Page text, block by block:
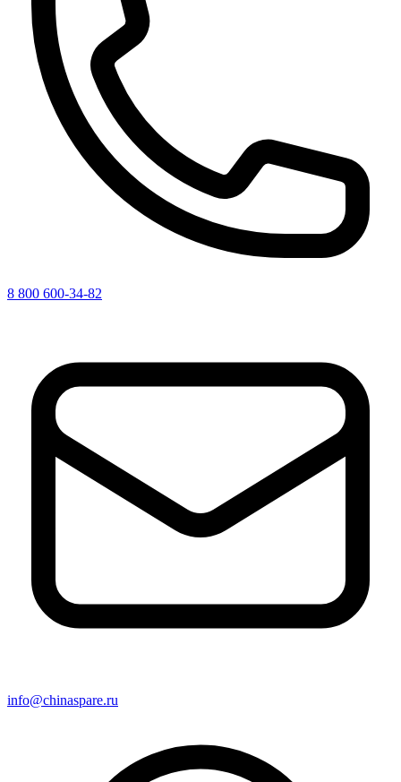
8 800 600-34-82
info@chinaspare.ru